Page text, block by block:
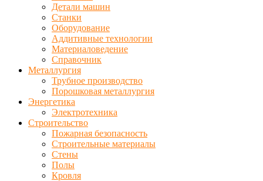
Детали машин
Станки
Оборудование
Аддитивные технологии
Материаловедение
Справочник
Металлургия
Трубное производство
Порошковая металлургия
Энергетика
Электротехника
Строительство
Пожарная безопасность
Строительные материалы
Стены
Полы
Кровля